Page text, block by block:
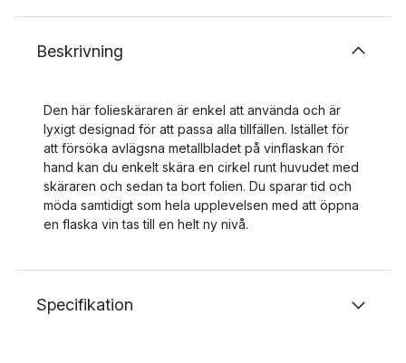
Beskrivning
Den här folieskäraren är enkel att använda och är
lyxigt designad för att passa alla tillfällen. Istället för
att försöka avlägsna metallbladet på vinflaskan för
hand kan du enkelt skära en cirkel runt huvudet med
skäraren och sedan ta bort folien. Du sparar tid och
möda samtidigt som hela upplevelsen med att öppna
en flaska vin tas till en helt ny nivå.
Specifikation